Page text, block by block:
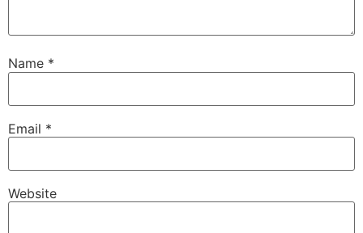
Name *
Email *
Website